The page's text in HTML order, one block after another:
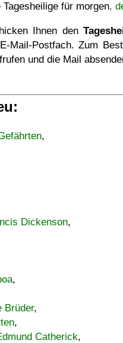
Tagesheilige für morgen,
Ihnen den
Mail-Postfach. Zum
und die Mail
,
Dickenson,
,
Brüder,
,
Catherick,